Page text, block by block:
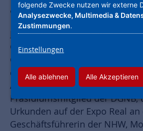
auf der Expo Real in
München- Der
Griesheim wurde von der
Gesellschaft für Nachhaltiges
der Zertifizierung Platin
Alexander Rudolphi,
Präsidiumsmitglied der DGNB,
Urkunden auf der Expo Real
Geschäftsführerin der NHW,
folgende Zwecke nutzen wir externe
Analysezwecke, Multimedia &
Zustimmungen.
Einstellungen
Alle ablehnen Alle Akzeptieren